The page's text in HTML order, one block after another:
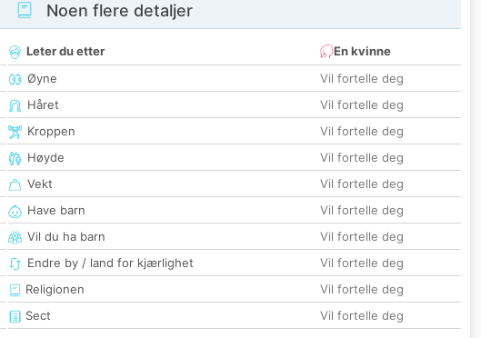
Noen flere detaljer
Leter du etter
En kvinne
Øyne
Vil fortelle deg
Håret
Vil fortelle deg
Kroppen
Vil fortelle deg
Høyde
Vil fortelle deg
Vekt
Vil fortelle deg
Have barn
Vil fortelle deg
Vil du ha barn
Vil fortelle deg
Endre by / land for kjærlighet
Vil fortelle deg
Religionen
Vil fortelle deg
Sect
Vil fortelle deg